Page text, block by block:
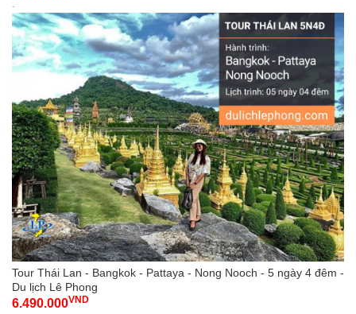
-
Tour Thái Lan - Bangkok - Pattaya - Nong Nooch - 5 ngày 4 đêm -
Du lịch Lê Phong
6.490.000VND